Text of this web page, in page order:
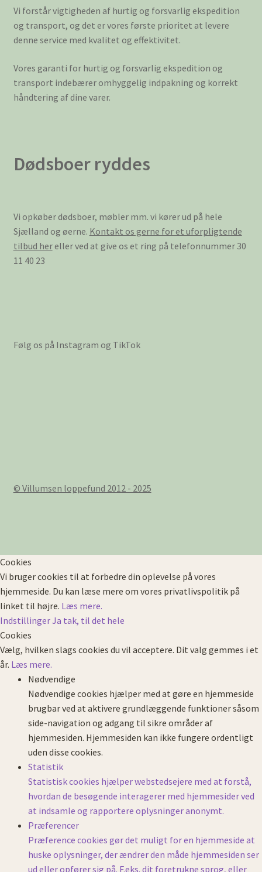
Vi forstår vigtigheden af hurtig og forsvarlig ekspedition
og transport, og det er vores første prioritet at levere
denne service med kvalitet og effektivitet.
Vores garanti for hurtig og forsvarlig ekspedition og
transport indebærer omhyggelig indpakning og korrekt
håndtering af dine varer.
Dødsboer ryddes
Vi opkøber dødsboer, møbler mm. vi kører ud på hele
Sjælland og øerne. Kontakt os gerne for et uforpligtende
tilbud hereller ved at give os et ring på telefonnummer 30
11 40 23
Følg os på Instagram og TikTok
© Villumsen loppefund 2012 - 2025
Cookies
Vi bruger cookies til at forbedre din oplevelse på vores
hjemmeside. Du kan læse mere om vores privatlivspolitik på
linket til højre. Læs mere.
IndstillingerJa tak, til det hele
Cookies
Vælg, hvilken slags cookies du vil acceptere. Dit valg gemmes i et
år. Læs mere.
Nødvendige
Nødvendige cookies hjælper med at gøre en hjemmeside
brugbar ved at aktivere grundlæggende funktioner såsom
side-navigation og adgang til sikre områder af
hjemmesiden. Hjemmesiden kan ikke fungere ordentligt
uden disse cookies.
Statistik
Statistisk cookies hjælper webstedsejere med at forstå,
hvordan de besøgende interagerer med hjemmesider ved
at indsamle og rapportere oplysninger anonymt.
Præferencer
Præference cookies gør det muligt for en hjemmeside at
huske oplysninger, der ændrer den måde hjemmesiden ser
ud eller opfører sig på. F.eks. dit foretrukne sprog, eller